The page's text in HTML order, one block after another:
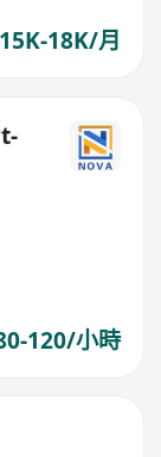
18K/月
120/小時